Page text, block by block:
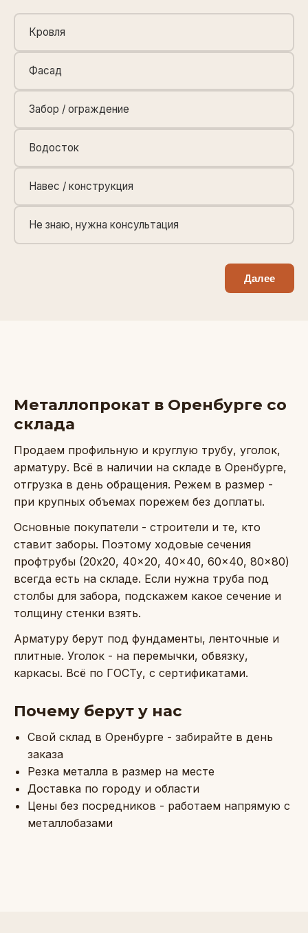
Кровля
Фасад
Забор / ограждение
Водосток
Навес / конструкция
Не знаю, нужна консультация
Далее
Металлопрокат в Оренбурге со
склада
Продаем профильную и круглую трубу, уголок,
арматуру. Всё в наличии на складе в Оренбурге,
отгрузка в день обращения. Режем в размер -
при крупных объемах порежем без доплаты.
Основные покупатели - строители и те, кто
ставит заборы. Поэтому ходовые сечения
профтрубы (20x20, 40x20, 40x40, 60x40, 80x80)
всегда есть на складе. Если нужна труба под
столбы для забора, подскажем какое сечение и
толщину стенки взять.
Арматуру берут под фундаменты, ленточные и
плитные. Уголок - на перемычки, обвязку,
каркасы. Всё по ГОСТу, с сертификатами.
Почему берут у нас
Свой склад в Оренбурге - забирайте в день
заказа
Резка металла в размер на месте
Доставка по городу и области
Цены без посредников - работаем напрямую с
металлобазами